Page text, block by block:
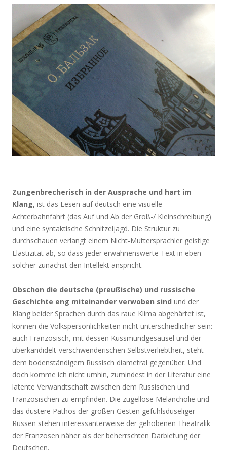
Zungenbrecherisch in der Ausprache und hart im
Klang, ist das Lesen auf deutsch eine visuelle
Achterbahnfahrt (das Auf und Ab der Groß-/ Kleinschreibung)
und eine syntaktische Schnitzeljagd. Die Struktur zu
durchschauen verlangt einem Nicht-Muttersprachler geistige
Elastizität ab, so dass jeder erwähnenswerte Text in eben
solcher zunächst den Intellekt anspricht.
Obschon die deutsche (preußische) und russische
Geschichte eng miteinander verwoben sind und der
Klang beider Sprachen durch das raue Klima abgehärtet ist,
können die Volkspersönlichkeiten nicht unterschiedlicher sein:
auch Französisch, mit dessen Kussmundgesäusel und der
überkandidelt-verschwenderischen Selbstverliebtheit, steht
dem bodenständigem Russisch diametral gegenüber. Und
doch komme ich nicht umhin, zumindest in der Literatur eine
latente Verwandtschaft zwischen dem Russischen und
Französischen zu empfinden. Die zügellose Melancholie und
das düstere Pathos der großen Gesten gefühlsduseliger
Russen stehen interessanterweise der gehobenen Theatralik
der Franzosen näher als der beherrschten Darbietung der
Deutschen.